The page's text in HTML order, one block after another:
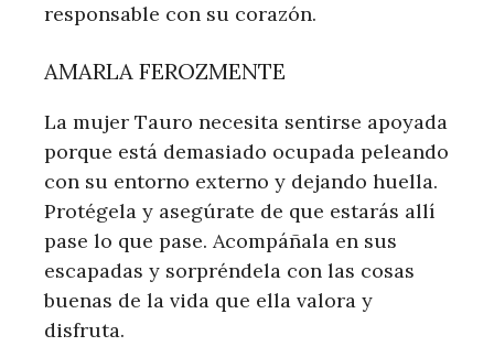
responsable con su corazón.
AMARLA FEROZMENTE
La mujer Tauro necesita sentirse apoyada
porque está demasiado ocupada peleando
con su entorno externo y dejando huella.
Protégela y asegúrate de que estarás allí
pase lo que pase. Acompáñala en sus
escapadas y sorpréndela con las cosas
buenas de la vida que ella valora y
disfruta.